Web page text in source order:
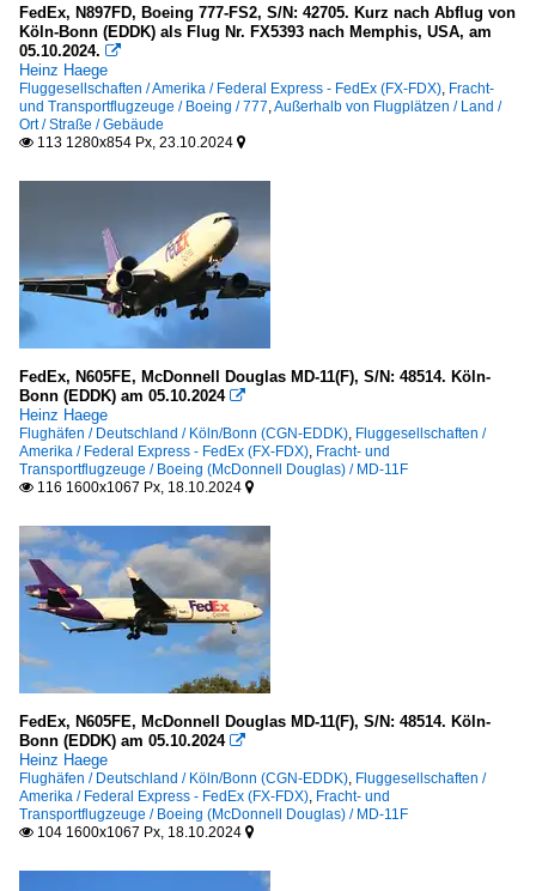
FedEx, N897FD, Boeing 777-FS2, S/N: 42705. Kurz nach Abflug von
Köln-Bonn (EDDK) als Flug Nr. FX5393 nach Memphis, USA, am
05.10.2024. 
Heinz Haege
Fluggesellschaften / Amerika / Federal Express - FedEx (FX-FDX), Fracht-
und Transportflugzeuge / Boeing / 777,Außerhalb von Flugplätzen / Land /
Ort / Straße / Gebäude
 113 1280x854 Px, 23.10.2024 
FedEx, N605FE, McDonnell Douglas MD-11(F), S/N: 48514. Köln-
Bonn (EDDK) am 05.10.2024 
Heinz Haege
Flughäfen / Deutschland / Köln/Bonn (CGN-EDDK), Fluggesellschaften /
Amerika / Federal Express - FedEx (FX-FDX), Fracht- und
Transportflugzeuge / Boeing (McDonnell Douglas) / MD-11F
 116 1600x1067 Px, 18.10.2024 
FedEx, N605FE, McDonnell Douglas MD-11(F), S/N: 48514. Köln-
Bonn (EDDK) am 05.10.2024 
Heinz Haege
Flughäfen / Deutschland / Köln/Bonn (CGN-EDDK), Fluggesellschaften /
Amerika / Federal Express - FedEx (FX-FDX), Fracht- und
Transportflugzeuge / Boeing (McDonnell Douglas) / MD-11F
 104 1600x1067 Px, 18.10.2024 